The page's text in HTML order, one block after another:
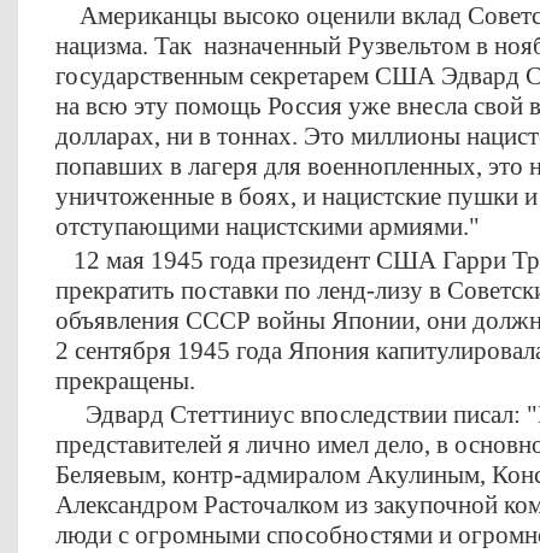
Американцы высоко оценили вклад
нацизма. Так назначенный Рузвельтом в
государственным секретарем США Эдвард
на всю эту помощь Россия уже внесла свой
долларах, ни в тоннах. Это миллионы
попавших в лагеря для военнопленных, это
уничтоженные в боях, и нацистские пушки
отступающими нацистскими армиями."
12 мая 1945 года президент США Гарри
прекратить поставки по ленд-лизу в
объявления СССР войны Японии, они
2 сентября 1945 года Япония
прекращены.
Эдвард Стеттиниус впоследствии писал:
представителей я лично имел дело, в
Беляевым, контр-адмиралом Акулиным,
Александром Расточалком из закупочной
люди с огромными способностями и